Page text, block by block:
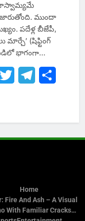
జారుతోంది. ముందా
పదేళ్ల బీజేపీ,
మార్చే’ (షిఫ్టింగ్
భాగంగా…
Twitter Telegram
Home
Fire And Ash – A Visual
With Familiar Cracks…